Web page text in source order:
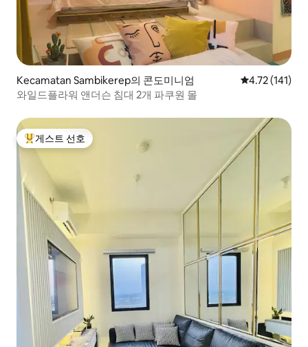
Kecamatan Sambikerep의 콘도미니엄 평점 4.72점(5
4.72 (141)
와일드플라워 앤더슨 침대 2개 파쿠원 몰
상위 게스트 선호
게스트 선호